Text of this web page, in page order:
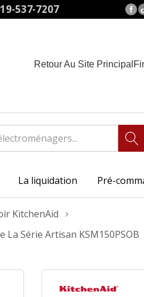
537-7207
Retour Au Site Principal
La liquidation Pré-
KitchenAid
La Série Artisan KSM150PSOB